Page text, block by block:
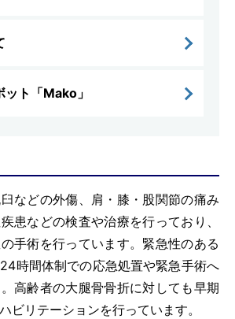
ト「Mako」
などの外傷、肩・膝・股関節の痛み
患などの検査や治療を行っており、
手術を行っています。緊急性のある
時間体制での応急処置や緊急手術へ
高齢者の大腿骨骨折に対しても早期
ビリテーションを行っています。